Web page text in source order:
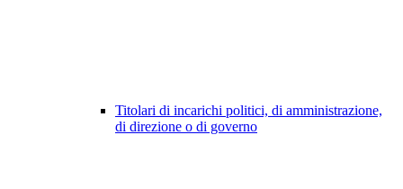
Titolari di incarichi politici, di amministrazione,
di direzione o di governo